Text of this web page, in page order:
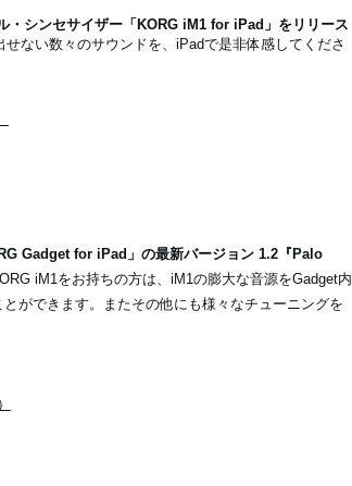
・シンセサイザー「KORG iM1 for iPad」をリリース
ない数々のサウンドを、iPadで是非体感してくださ
Gadget for iPad」の最新バージョン 1.2『Palo
iM1をお持ちの方は、iM1の膨大な音源をGadget内
ができます。またその他にも様々なチューニングを